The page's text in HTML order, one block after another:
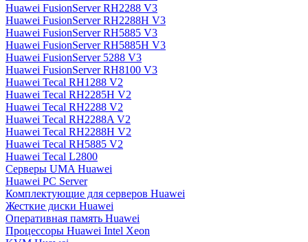
Huawei FusionServer RH2288 V3
Huawei FusionServer RH2288H V3
Huawei FusionServer RH5885 V3
Huawei FusionServer RH5885H V3
Huawei FusionServer 5288 V3
Huawei FusionServer RH8100 V3
Huawei Tecal RH1288 V2
Huawei Tecal RH2285H V2
Huawei Tecal RH2288 V2
Huawei Tecal RH2288A V2
Huawei Tecal RH2288H V2
Huawei Tecal RH5885 V2
Huawei Tecal L2800
Серверы UMA Huawei
Huawei PC Server
Комплектующие для серверов Huawei
Жесткие диски Huawei
Оперативная память Huawei
Процессоры Huawei Intel Xeon